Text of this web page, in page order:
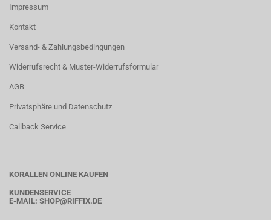
Impressum
Kontakt
Versand- & Zahlungsbedingungen
Widerrufsrecht & Muster-Widerrufsformular
AGB
Privatsphäre und Datenschutz
Callback Service
KORALLEN ONLINE KAUFEN
KUNDENSERVICE
E-MAIL: SHOP@RIFFIX.DE